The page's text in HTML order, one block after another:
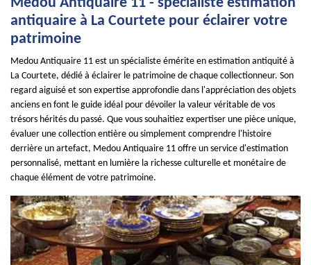
antiquaire à La Courtete pour éclairer votre
patrimoine
Medou Antiquaire 11 est un spécialiste émérite en estimation antiquité à
La Courtete, dédié à éclairer le patrimoine de chaque collectionneur. Son
regard aiguisé et son expertise approfondie dans l'appréciation des objets
anciens en font le guide idéal pour dévoiler la valeur véritable de vos
trésors hérités du passé. Que vous souhaitiez expertiser une pièce unique,
évaluer une collection entière ou simplement comprendre l'histoire
derrière un artefact, Medou Antiquaire 11 offre un service d'estimation
personnalisé, mettant en lumière la richesse culturelle et monétaire de
chaque élément de votre patrimoine.